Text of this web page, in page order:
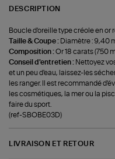
DESCRIPTION
Boucle d'oreille type créole en or
Taille & Coupe : Diamètre : 9,40
Composition :Or 18 carats (750
Conseil d'entretien : Nettoyez
et un peu d'eau, laissez-les
les ranger. Il est recommandé
les cosmétiques, la mer ou la
faire du sport.
(ref-SBOBE03D)
LIVRAISON ET RETOUR